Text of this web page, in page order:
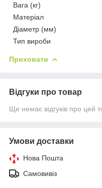
Вага (кг)
Матеріал
Діаметр (мм)
Тип вироби
Приховати
Відгуки про товар
Ще немає відгуків про цей
Умови доставки
Нова Пошта
Самовивіз